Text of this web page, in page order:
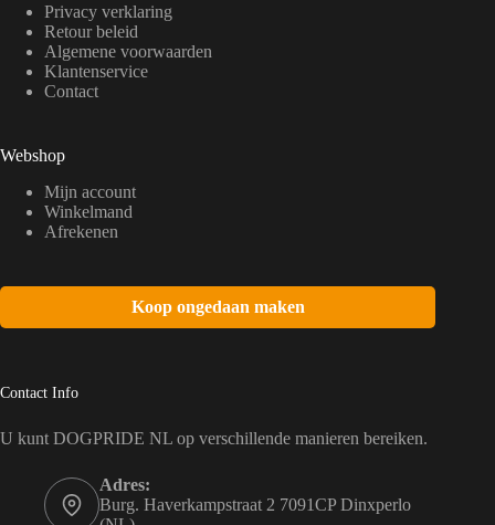
Privacy verklaring
Retour beleid
Algemene voorwaarden
Klantenservice
Contact
Webshop
Mijn account
Winkelmand
Afrekenen
Koop ongedaan maken
Contact Info
U kunt DOGPRIDE NL op verschillende manieren bereiken.
Adres:
Burg. Haverkampstraat 2 7091CP Dinxperlo